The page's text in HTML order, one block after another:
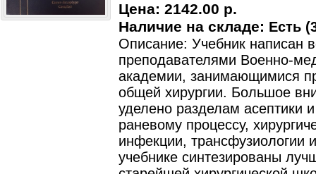
Цена: 2142.00 р.
Наличие на складе: Есть
Описание: Учебник написан
преподавателями Военно-
академии, занимающимися
общей хирургии. Большое
уделено разделам асептики
раневому процессу,
инфекции, трансфузиологии
учебнике синтезированы